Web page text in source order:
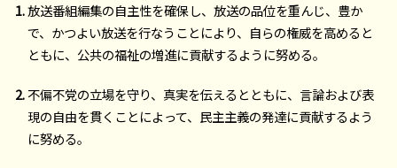
放送番組編集の自主性を確保し、放送の品位を重んじ、豊か
で、かつよい放送を行なうことにより、自らの権威を高めると
ともに、公共の福祉の増進に貢献するように努める。
不偏不党の立場を守り、真実を伝えるとともに、言論および表
現の自由を貫くことによって、民主主義の発達に貢献するよう
に努める。